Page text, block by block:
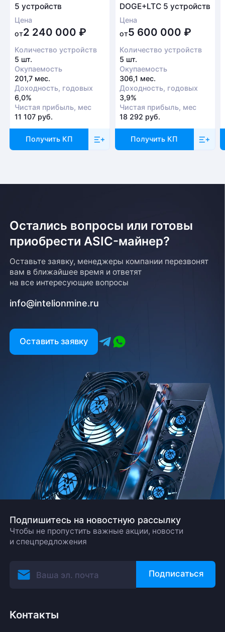
ближайшее время
Заказать звонок
5 устройств
Цена
от2 240 000 ₽
Количество устройств
5 шт.
Окупаемость
201,7 мес.
Доходность, годовых
6,0%
Чистая прибыль, мес
11 107 руб.
Получить КП
DOGE+LTC 5 устройств
Цена
от5 600 000₽
Количество устройств
5 шт.
Окупаемость
306,1 мес.
Доходность, годовых
3,9%
Чистая прибыль, мес
18 292 руб.
Получить КП
Остались вопросы или готовы
приобрести ASIC-майнер?
Оставьте заявку, менеджеры компании перезвонят
вам в ближайшее время и ответят
на все интересующие вопросы
info@intelionmine.ru
Оставить заявку
Подпишитесь на новостную рассылку
Чтобы не пропустить важные акции, новости
и спецпредложения
Подписаться
Контакты